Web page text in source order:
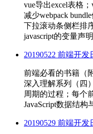
vue导出excel表格
减少webpack
下拉滚动条侧栏排
javascript的变量声
20190522 前端开发
前端必看的书籍（
深入理解系列（四
周期的过程；每个
JavaScript数据结构
20190529 前端开发